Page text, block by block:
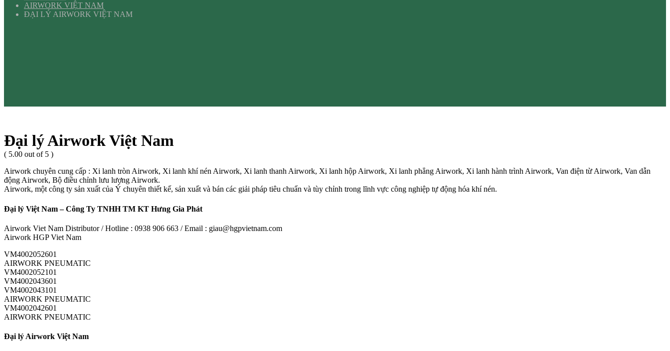
AIRWORK VIỆT NAM
ĐẠI LÝ AIRWORK VIỆT NAM
Đại lý Airwork Việt Nam
( 5.00 out of 5 )
Airwork chuyên cung cấp : Xi lanh tròn Airwork, Xi lanh khí nén Airwork, Xi lanh thanh Airwork, Xi lanh hộp Airwork, Xi lanh phẳng Airwork, Xi lanh hành trình Airwork, Van điện từ Airwork, Van dẫn
động Airwork, Bộ điều chỉnh lưu lượng Airwork.
Airwork, một công ty sản xuất của Ý chuyên thiết kế, sản xuất và bán các giải pháp tiêu chuẩn và tùy chỉnh trong lĩnh vực công nghiệp tự động hóa khí nén.
Đại lý Việt Nam – Công Ty TNHH TM KT Hưng Gia Phát
Airwork Viet Nam Distributor / Hotline : 0938 906 663 / Email : giau@hgpvietnam.com
Airwork HGP Viet Nam
VM4002052601
AIRWORK PNEUMATIC
VM4002052101
VM4002043601
VM4002043101
AIRWORK PNEUMATIC
VM4002042601
AIRWORK PNEUMATIC
Đại lý Airwork Việt Nam